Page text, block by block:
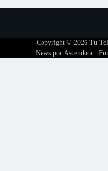
Copyright © 2026 Tu
News por Ascendoor |